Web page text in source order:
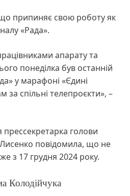
припиняє свою роботу як
«Рада».
апарату та
понеділка був останній
у марафоні «Єдині
за спільні телепроєкти», –
голови
повідомила, що не
з 17 грудня 2024 року.
Колодійчука